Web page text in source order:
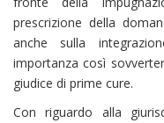
prescrizione della
anche sulla
importanza così
giudice di prime cure.
Con riguardo alla